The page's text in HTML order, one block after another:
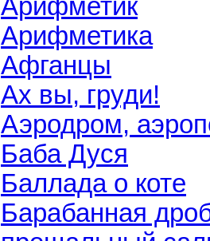
Арифметик
Арифметика
Афганцы
Ах вы, груди!
Аэродром,
Баба Дуся
Баллада о коте
Барабанная